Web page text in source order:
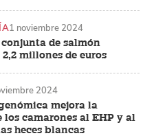
de salmón
millones de euros
1 noviembre 2024
mejora la
los camarones al EHP y al
heces blancas
2024